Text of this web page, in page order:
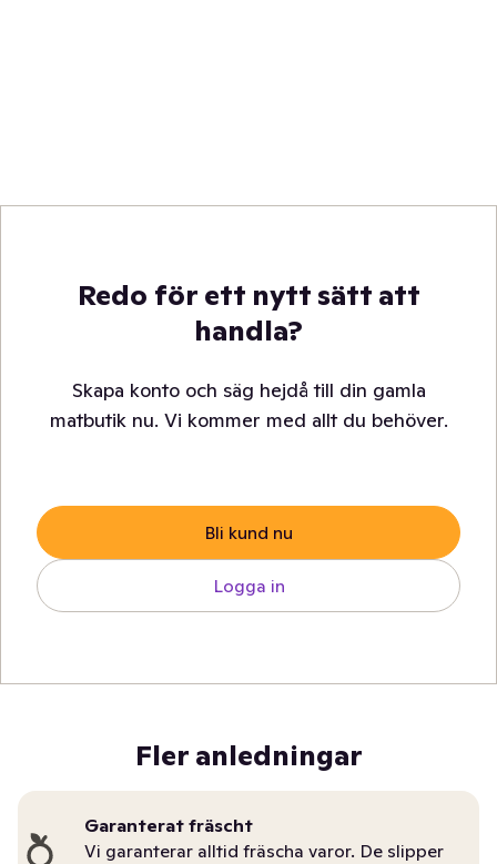
Redo för ett nytt sätt att
handla?
Skapa konto och säg hejdå till din gamla
matbutik nu. Vi kommer med allt du behöver.
Bli kund nu
Logga in
Fler anledningar
Garanterat fräscht
Vi garanterar alltid fräscha varor. De slipper